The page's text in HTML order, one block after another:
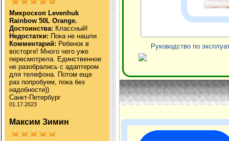
Микроскоп Levenhuk
Rainbow 50L Orange.
Достоинства: Классный!
Недостатки: Пока не нашли
Комментарий: Ребенок в
восторге! Много чего уже
пересмотрела. Единственное
не разобрались с адаптером
для телефона. Потом еще
раз попробуем, пока без
надобности))
Санкт-Петербург
01.17.2023
Максим Зимин
Руководство по